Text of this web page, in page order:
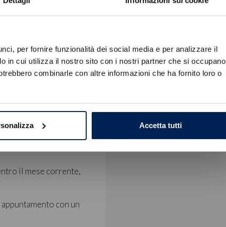
per fornire funzionalità dei social media e per analizzare il
in cui utilizza il nostro sito con i nostri partner che si occupano
combinarle con altre informazioni che ha fornito loro o
Accetta tutti
Di Scorta
il mese corrente,
con un
non riuscito
OK